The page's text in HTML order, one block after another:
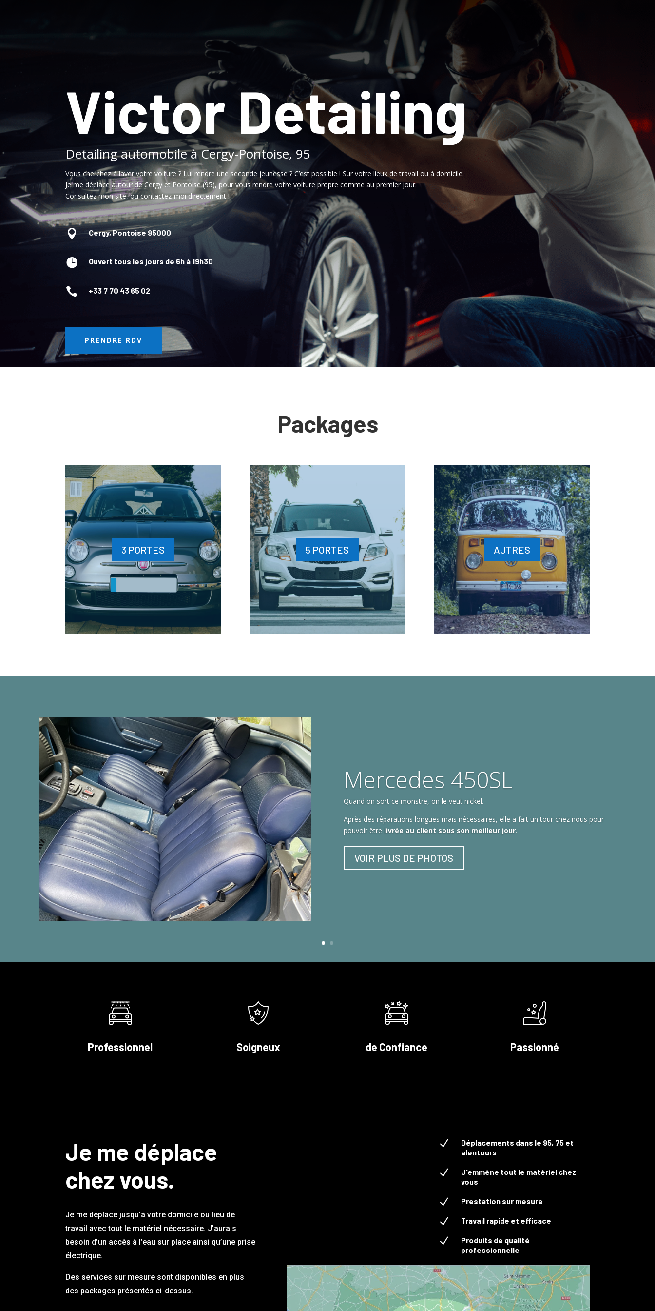
Victor Detailing
Detailing automobile à Cergy-Pontoise, 95
Vous cherchez à laver votre voiture ? Lui rendre une seconde jeunesse ? C’est possible ! Sur votre lieux de travail ou à domicile.
Je me déplace autour de Cergy et Pontoise (95), pour vous rendre votre voiture propre comme au premier jour.
Consultez mon site, ou contactez-moi directement !
 Cergy, Pontoise 95000
 Ouvert tous les jours de 6h à 19h30
 +33 7 70 43 65 02
PRENDRE RDV
Packages
3 PORTES 5 PORTES AUTRES
Mercedes 450SL
Quand on sort ce monstre, on le veut nickel.
Après des réparations longues mais nécessaires, elle a fait un tour chez nous pour
pouvoir être livrée au client sous son meilleur jour.
VOIR PLUS DE PHOTOS
Professionnel Soigneux de Confiance Passionné
Je me déplace
chez vous.
Je me déplace jusqu’à votre domicile ou lieu de
travail avec tout le matériel nécessaire. J’aurais
besoin d’un accès à l’eau sur place ainsi qu’une prise
électrique.
Des services sur mesure sont disponibles en plus
des packages présentés ci-dessus.
N
Déplacements dans le 95, 75 et
alentours
N
J'emmène tout le matériel chez
vous
N Prestation sur mesure
N Travail rapide et efficace
N
Produits de qualité
professionnelle